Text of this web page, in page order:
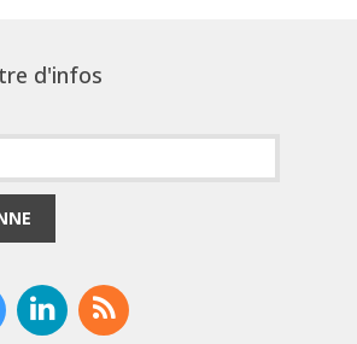
d'infos